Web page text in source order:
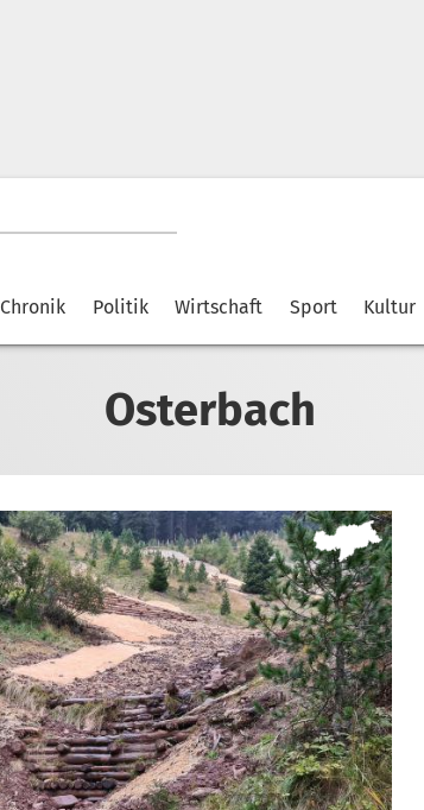
Chronik Politik Wirtschaft Sport Kultur
Osterbach